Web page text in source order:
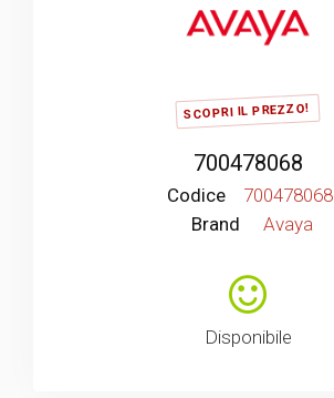
SCOPRI IL PREZZO!
700478068
Codice
700478068
Brand
Avaya
Disponibile